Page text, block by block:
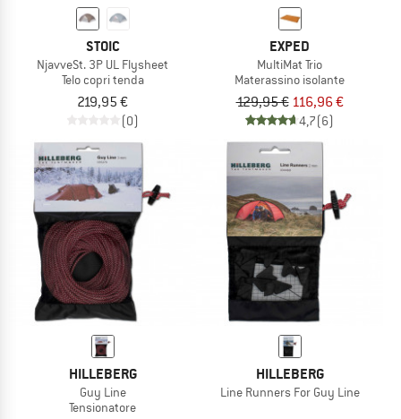
STOIC
NjavveSt. 3P UL Flysheet
Telo copri tenda
219,95 €
(0)
EXPED
MultiMat Trio
Materassino isolante
129,95 € 116,96 €
4,7(6)
HILLEBERG
Guy Line
Tensionatore
HILLEBERG
Line Runners For Guy Line